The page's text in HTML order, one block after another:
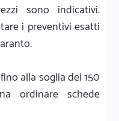
sono indicativi.
i preventivi esatti
alla soglia dei 150
ordinare schede